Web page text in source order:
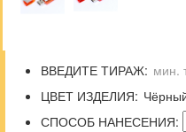
ВВЕДИТЕ ТИРАЖ:
ЦВЕТ ИЗДЕЛИЯ:
СПОСОБ НАНЕСЕНИЯ: